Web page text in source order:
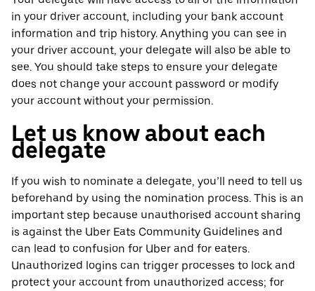
in your driver account, including your bank account
information and trip history. Anything you can see in
your driver account, your delegate will also be able to
see. You should take steps to ensure your delegate
does not change your account password or modify
your account without your permission.
Let us know about each
delegate
If you wish to nominate a delegate, you’ll need to tell us
beforehand by using the nomination process. This is an
important step because unauthorised account sharing
is against the Uber Eats Community Guidelines and
can lead to confusion for Uber and for eaters.
Unauthorized logins can trigger processes to lock and
protect your account from unauthorized access; for